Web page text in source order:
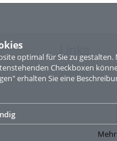
optimal für Sie zu
Checkboxen
erhalten Sie eine
Links
Sitemap